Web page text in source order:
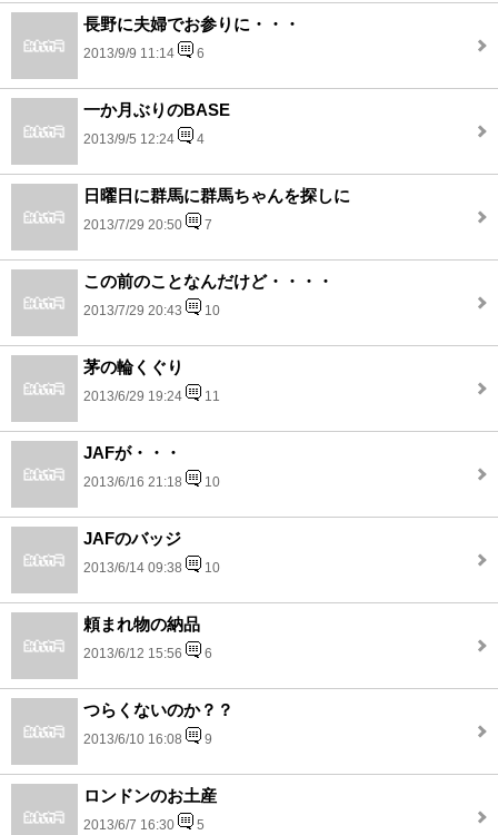
長野に夫婦でお参りに・・・
2013/9/9 11:14 6
一か月ぶりのBASE
2013/9/5 12:24 4
日曜日に群馬に群馬ちゃんを探しに
2013/7/29 20:50 7
この前のことなんだけど・・・・
2013/7/29 20:43 10
茅の輪くぐり
2013/6/29 19:24 11
JAFが・・・
2013/6/16 21:18 10
JAFのバッジ
2013/6/14 09:38 10
頼まれ物の納品
2013/6/12 15:56 6
つらくないのか？？
2013/6/10 16:08 9
ロンドンのお土産
2013/6/7 16:30 5